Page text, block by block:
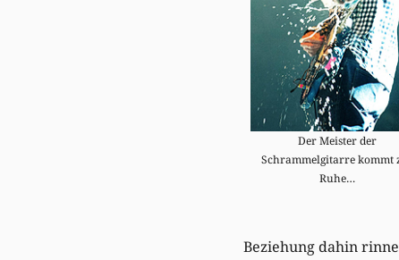
Der Meister der
Schrammelgitarre kommt
Ruhe…
Beziehung dahin